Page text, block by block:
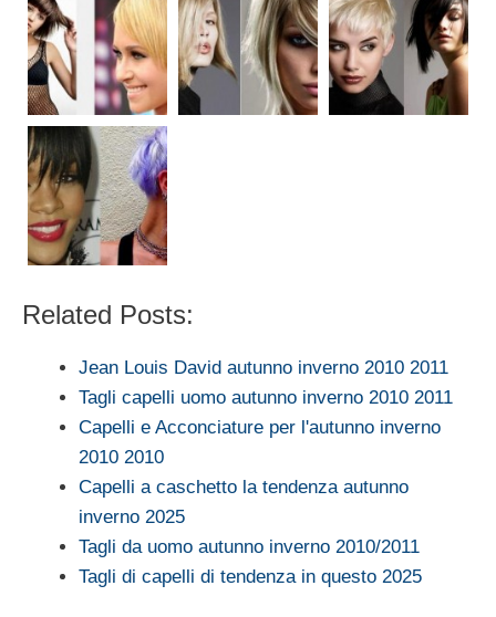
Related Posts:
Jean Louis David autunno inverno 2010 2011
Tagli capelli uomo autunno inverno 2010 2011
Capelli e Acconciature per l'autunno inverno
2010 2010
Capelli a caschetto la tendenza autunno
inverno 2025
Tagli da uomo autunno inverno 2010/2011
Tagli di capelli di tendenza in questo 2025